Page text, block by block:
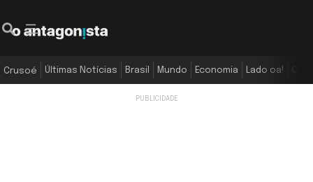
Crusoé Últimas Notícias Brasil Mundo Economia Lado oa!